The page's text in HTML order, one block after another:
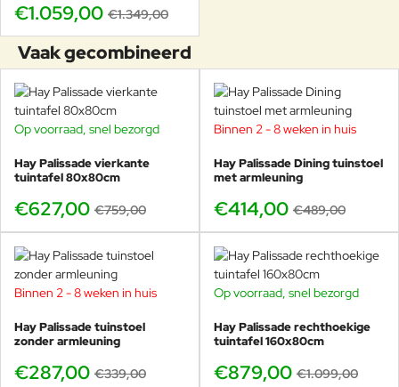
€1.059,00 €1.349,00
Vaak gecombineerd
-17%
Op voorraad, snel bezorgd
Hay Palissade vierkante
tuintafel 80x80cm
€627,00 €759,00
-15%
Binnen 2 - 8 weken in huis
Hay Palissade Dining tuinstoel
met armleuning
€414,00 €489,00
-15%
Binnen 2 - 8 weken in huis
Hay Palissade tuinstoel
zonder armleuning
€287,00 €339,00
-20%
Op voorraad, snel bezorgd
Hay Palissade rechthoekige
tuintafel 160x80cm
€879,00 €1.099,00